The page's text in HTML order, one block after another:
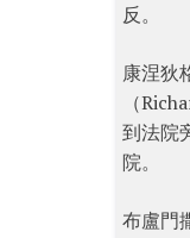
反。
康涅狄
（
到法院
院。
布盧門